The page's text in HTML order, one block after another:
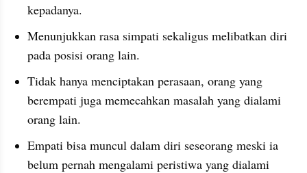
kepadanya.
Menunjukkan rasa simpati sekaligus melibatkan diri
pada posisi orang lain.
Tidak hanya menciptakan perasaan, orang yang
berempati juga memecahkan masalah yang dialami
orang lain.
Empati bisa muncul dalam diri seseorang meski ia
belum pernah mengalami peristiwa yang dialami